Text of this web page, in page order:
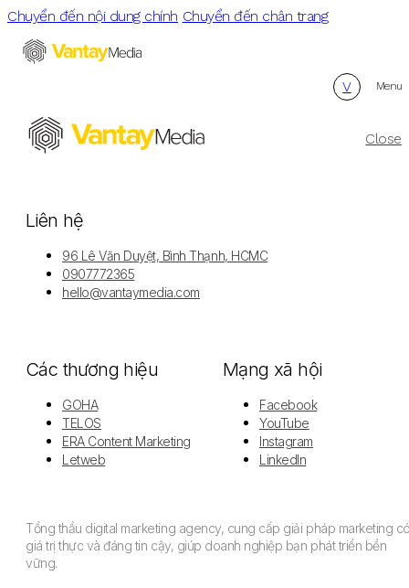
Chuyển đến nội dung chính Chuyển đến chân trang
V Menu
Close
Liên hệ
96 Lê Văn Duyệt, Bình Thạnh, HCMC
0907772365
hello@vantaymedia.com
Các thương hiệu
GOHA
TELOS
ERA Content Marketing
Letweb
Mạng xã hội
Facebook
YouTube
Instagram
LinkedIn
Tổng thầu digital marketing agency, cung cấp giải pháp marketing
giá trị thực và đáng tin cậy, giúp doanh nghiệp bạn phát triển bền
vững.